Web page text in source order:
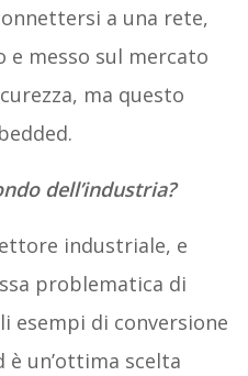
a una rete,
e messo sul mercato
ma questo
dell’industria?
industriale, e
problematica di
esempi di conversione
un’ottima scelta